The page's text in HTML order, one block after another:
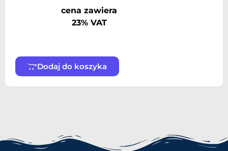
cena zawiera
23% VAT
Dodaj do koszyka